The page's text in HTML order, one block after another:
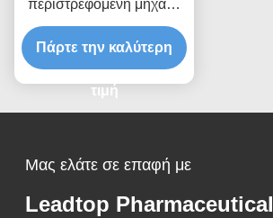
περιστρεφόμενη μηχανή
γεμίσματος μπουκαλιών
με αυτόματο σύστημα
ελέγχου
Πάρτε την καλύτερη
τιμή
Μας ελάτε σε επαφή με
Leadtop Pharmaceutical